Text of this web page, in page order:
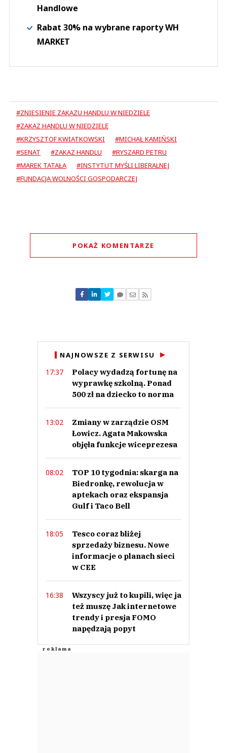
Handlowe
Rabat 30% na wybrane raporty WH
MARKET
#ZNIESIENIE ZAKAZU HANDLU W NIEDZIELE
#ZAKAZ HANDLU W NIEDZIELĘ
#KRZYSZTOF KWIATKOWSKI
#MICHAŁ KAMIŃSKI
#SENAT
#ZAKAZ HANDLU
#RYSZARD PETRU
#MAREK TATAŁA
#INSTYTUT MYŚLI LIBERALNEJ
#FUNDACJA WOLNOŚCI GOSPODARCZEJ
POKAŻ KOMENTARZE
Nie znaleziono komentarzy
Zostaw swoje komentarze
NAJNOWSZE Z SERWISU
17:37
Polacy wydadzą fortunę na
wyprawkę szkolną. Ponad
500 zł na dziecko to norma
13:02
Zmiany w zarządzie OSM
Łowicz. Agata Makowska
objęła funkcje wiceprezesa
08:02
TOP 10 tygodnia: skarga na
Biedronkę, rewolucja w
aptekach oraz ekspansja
Gulf i Taco Bell
18:05
Tesco coraz bliżej
sprzedaży biznesu. Nowe
informacje o planach sieci
w CEE
16:38
Wszyscy już to kupili, więc ja
też muszę Jak internetowe
trendy i presja FOMO
napędzają popyt